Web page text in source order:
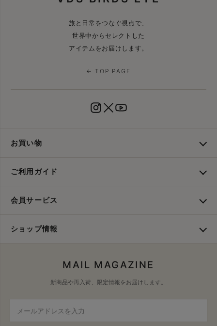
旅と日常をつなぐ視点で、
世界中からセレクトした
アイテムをお届けします。
← TOP PAGE
お買い物
ご利用ガイド
会員サービス
ショップ情報
MAIL MAGAZINE
新商品や再入荷、限定情報をお届けします。